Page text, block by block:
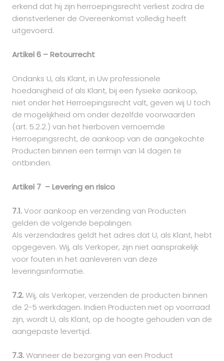
erkend dat hij zijn herroepingsrecht verliest zodra de
dienstverlener de Overeenkomst volledig heeft
uitgevoerd.
Artikel 6 – Retourrecht
Ondanks U, als Klant, in Uw professionele
hoedanigheid of als Klant, bij een fysieke aankoop,
niet onder het Herroepingsrecht valt, geven wij U toch
de mogelijkheid om onder dezelfde voorwaarden
(art. 5.2.2.) van het hierboven vernoemde
Herroepingsrecht, de aankoop van de aangekochte
Producten binnen een termijn van 14 dagen te
ontbinden.
Artikel 7 – Levering en risico
7.1.Voor aankoop en verzending van Producten
gelden de volgende bepalingen:
Als verzendadres geldt het adres dat U, als Klant, hebt
opgegeven. Wij, als Verkoper, zijn niet aansprakelijk
voor fouten in het aanleveren van deze
leveringsinformatie.
7.2.Wij, als Verkoper, verzenden de producten binnen
de 2-5 werkdagen. Indien Producten niet op voorraad
zijn, wordt U, als Klant, op de hoogte gehouden van de
aangepaste levertijd.
7.3.Wanneer de bezorging van een Product